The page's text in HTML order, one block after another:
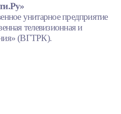
унитарное предприятие
телевизионная и
(ВГТРК).